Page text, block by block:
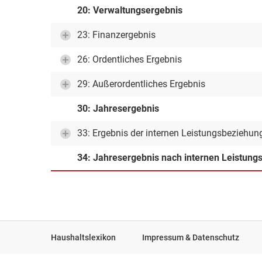
20: Verwaltungsergebnis
23: Finanzergebnis
26: Ordentliches Ergebnis
29: Außerordentliches Ergebnis
30: Jahresergebnis
33: Ergebnis der internen
34: Jahresergebnis nach internen
Haushaltslexikon Impressum & Datenschutz